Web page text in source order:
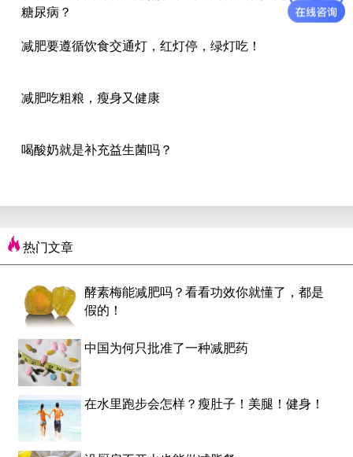
糖尿病？
减肥要遵循饮食交通灯，红灯停，绿灯吃！
减肥吃粗粮，瘦身又健康
喝酸奶就是补充益生菌吗？
热门文章
酵素梅能减肥吗？看看功效你就懂了，都是
假的！
中国为何只批准了一种减肥药
在水里跑步会怎样？瘦肚子！美腿！健身！